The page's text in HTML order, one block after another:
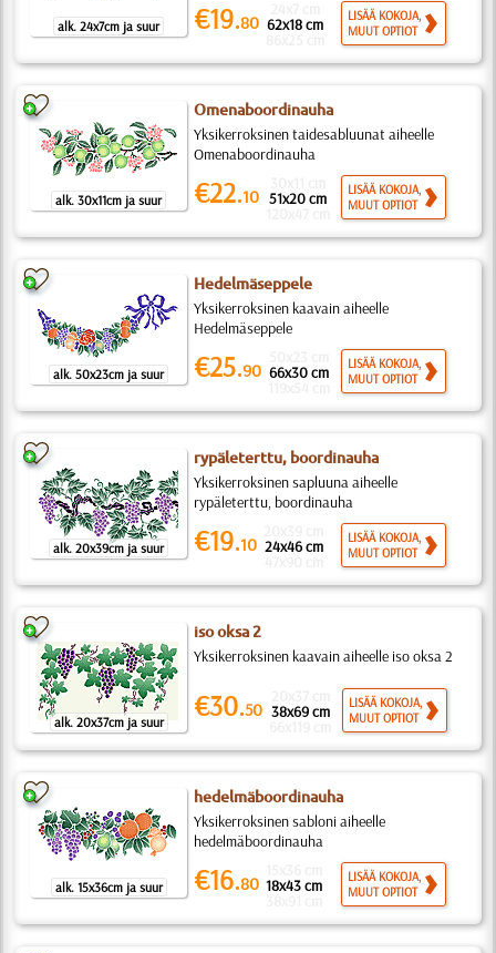
alk. 24x7cm ja suur €19.80 62x18 cm
LISÄÄ KOKOJA,
MUUT OPTIOT
alk. 30x11cm ja suur
Omenaboordinauha
Yksikerroksinen taidesabluunat aiheelle
Omenaboordinauha
€22.10 51x20 cm
LISÄÄ KOKOJA,
MUUT OPTIOT
alk. 50x23cm ja suur
Hedelmäseppele
Yksikerroksinen kaavain aiheelle
Hedelmäseppele
€25.90 66x30 cm
LISÄÄ KOKOJA,
MUUT OPTIOT
alk. 20x39cm ja suur
rypäleterttu, boordinauha
Yksikerroksinen sapluuna aiheelle
rypäleterttu, boordinauha
€19.10 24x46 cm
LISÄÄ KOKOJA,
MUUT OPTIOT
alk. 20x37cm ja suur
iso oksa 2
Yksikerroksinen kaavain aiheelle iso oksa 2
€30.50 38x69 cm
LISÄÄ KOKOJA,
MUUT OPTIOT
alk. 15x36cm ja suur
hedelmäboordinauha
Yksikerroksinen sabloni aiheelle
hedelmäboordinauha
€16.80 18x43 cm
LISÄÄ KOKOJA,
MUUT OPTIOT